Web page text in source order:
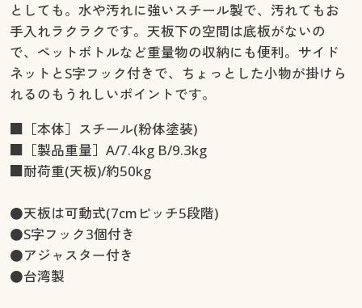
としても。水や汚れに強いスチール製で、汚れてもお
手入れラクラクです。天板下の空間は底板がないの
で、ペットボトルなど重量物の収納にも便利。サイド
ネットとS字フック付きで、ちょっとした小物が掛けら
れるのもうれしいポイントです。
■［本体］スチール(粉体塗装)
■［製品重量］A/7.4kg B/9.3kg
■耐荷重(天板)/約50kg
●天板は可動式(7cmピッチ5段階)
●S字フック3個付き
●アジャスター付き
●台湾製